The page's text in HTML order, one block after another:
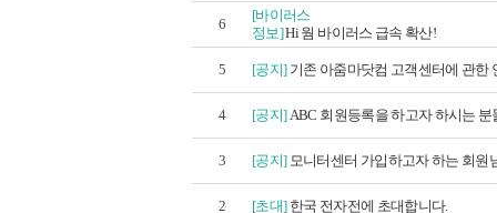
6
[바이러스
정보]Hi 웜 바이러스 급속 확산!
5 [공지] 기존 아줌마닷컴 고객센터에 관한
4 [공지]ABC 회원등록을 하고자 하시는 분
3 [공지] 모니터센터 가입하고자 하는 회원
2 [초대] 한국 전자전에 초대합니다.